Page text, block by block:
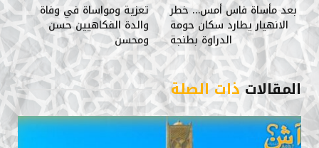
بعد مأساة فاس أمس… خطر
الانهيار يطارد سكان حومة
الدراوة بطنجة
تعزية ومواساة في وفاة
والدة الفكاهيين حسن
ومحسن
المقالاتذات الصلة